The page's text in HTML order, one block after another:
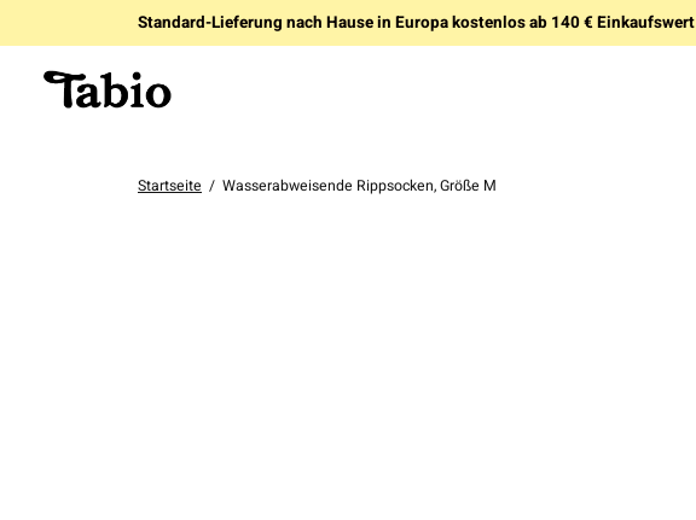
Standard-Lieferung nach Hause in Europa kostenlos ab 140 € Einkaufswert
Startseite / Wasserabweisende Rippsocken, Größe M